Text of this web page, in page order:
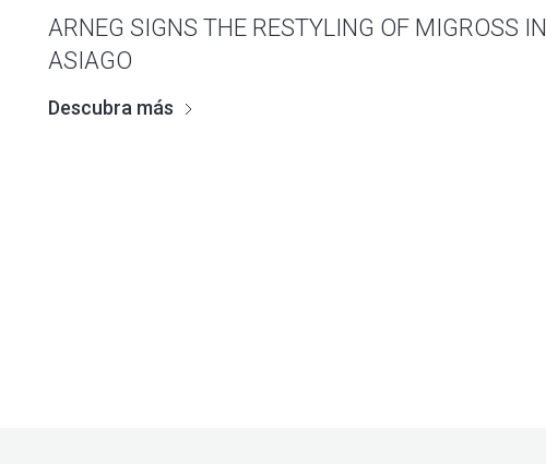
ARNEG SIGNS THE RESTYLING OF MIGROSS IN
ASIAGO
Descubra más